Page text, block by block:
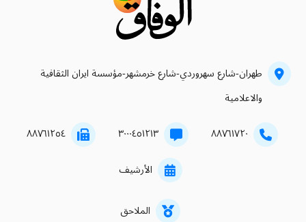
طهران-شارع سهروردي-شارع خرمشهر-مؤسسة ايران الثقافية
والاعلامية
۸۸۷٦۱۷۲۰ ۳۰۰۰٤٥۱۲۱۳ ۸۸۷٦۱۲٥٤
الأرشيف
الملاحق